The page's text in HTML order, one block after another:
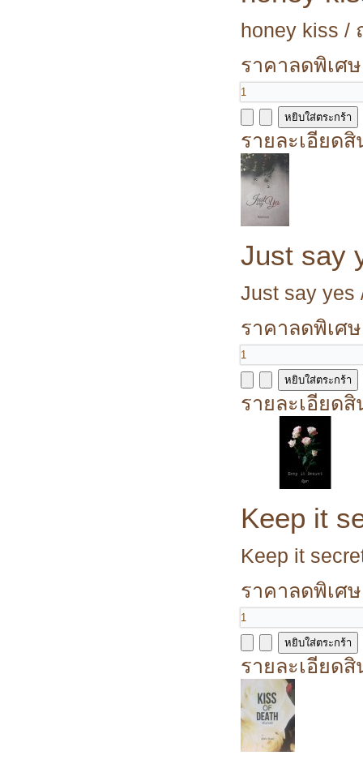
honey kiss /
ราคาลดพิเศ
รายละเอียด
Just say
Just say
ราคาลดพิเศ
รายละเอียด
Keep it
Keep it
ราคาลดพิเศ
รายละเอียด